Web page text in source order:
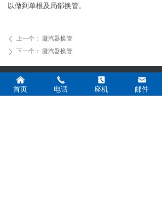
以做到单根及局部换管。
ꄴ 上一个： 凝汽器换管
ꄲ 下一个： 凝汽器换管
网站首页 公司简介 新闻中心
产品展示
낀
首页
끅
电话
끐
座机
낂
邮件